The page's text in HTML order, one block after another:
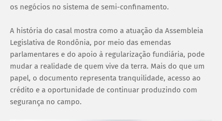
os negócios no sistema de semi-confinamento.
A história do casal mostra como a atuação da Assembleia
Legislativa de Rondônia, por meio das emendas
parlamentares e do apoio à regularização fundiária, pode
mudar a realidade de quem vive da terra. Mais do que um
papel, o documento representa tranquilidade, acesso ao
crédito e a oportunidade de continuar produzindo com
segurança no campo.